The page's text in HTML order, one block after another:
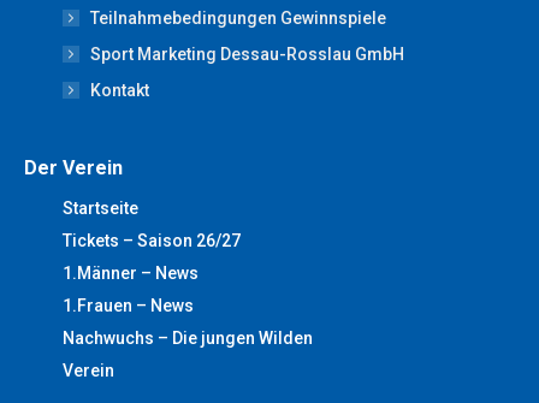
windowwindowwindowwindowwindow
Teilnahmebedingungen Gewinnspiele
Sport Marketing Dessau-Rosslau GmbH
Kontakt
Der Verein
Startseite
Tickets – Saison 26/27
1.Männer – News
1.Frauen – News
Nachwuchs – Die jungen Wilden
Verein